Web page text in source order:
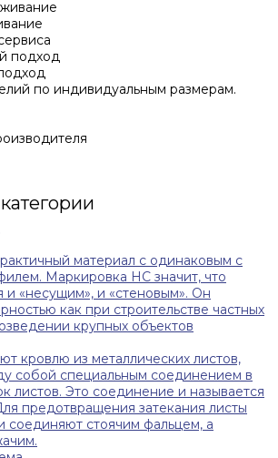
по индивидуальным размерам.
материал с одинаковым с
Маркировка НС значит, что
и «несущим», и «стеновым». Он
как при строительстве частных
крупных объектов
кровлю из металлических листов,
собой специальным соединением в
листов. Это соединение и называется
предотвращения затекания листы
соединяют стоячим фальцем, а